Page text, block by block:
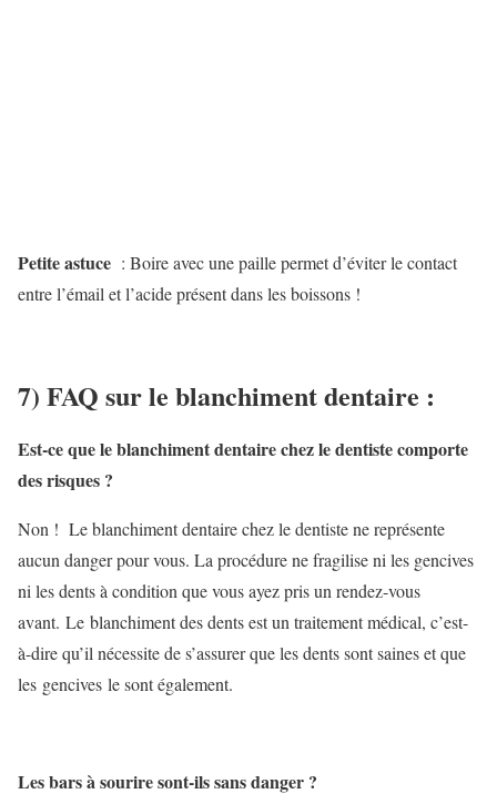
Petite astuce : Boire avec une paille permet d’éviter le contact
entre l’émail et l’acide présent dans les boissons !
7) FAQ sur le blanchiment dentaire :
Est-ce que le blanchiment dentaire chez le dentiste comporte
des risques ?
Non ! Le blanchiment dentaire chez le dentiste ne représente
aucun danger pour vous. La procédure ne fragilise ni les gencives
ni les dents à condition que vous ayez pris un rendez-vous
avant. Le blanchiment des dents est un traitement médical, c’est-
à-dire qu’il nécessite de s’assurer que les dents sont saines et que
les gencives le sont également.
Les bars à sourire sont-ils sans danger ?